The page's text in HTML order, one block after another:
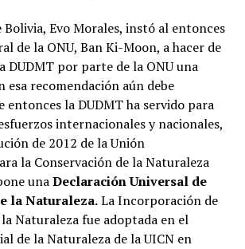
Evo Morales, instó al entonces
de la ONU, Ban Ki-Moon, a hacer de
DUDMT por parte de la ONU una
esa recomendación aún debe
entonces la DUDMT ha servido para
internacionales y nacionales,
de 2012 de la Unión
la Conservación de la Naturaleza
unaDeclaración Universal de
la Naturaleza.​ La Incorporación de
Naturaleza fue adoptada en el
de la Naturaleza de la UICN en